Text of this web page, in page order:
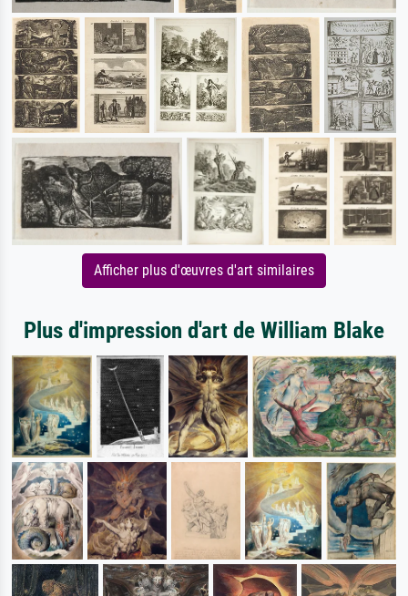
Afficher plus d'œuvres d'art similaires
Plus d'impression d'art de William Blake